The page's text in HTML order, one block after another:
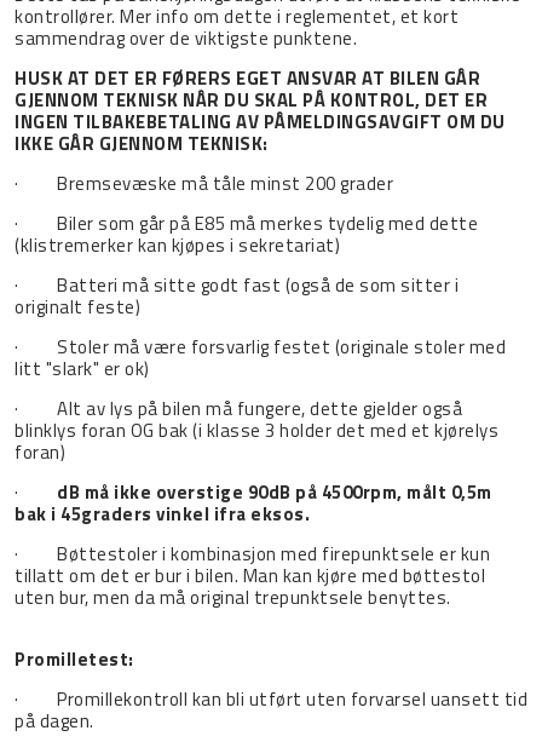
kontrollører. Mer info om dette i reglementet, et kort
sammendrag over de viktigste punktene.
HUSK AT DET ER FØRERS EGET ANSVAR AT BILEN GÅR
GJENNOM TEKNISK NÅR DU SKAL PÅ KONTROL, DET ER
INGEN TILBAKEBETALING AV PÅMELDINGSAVGIFT OM DU
IKKE GÅR GJENNOM TEKNISK:
· Bremsevæske må tåle minst 200 grader
· Biler som går på E85 må merkes tydelig med dette
(klistremerker kan kjøpes i sekretariat)
· Batteri må sitte godt fast (også de som sitter i
originalt feste)
· Stoler må være forsvarlig festet (originale stoler med
litt "slark" er ok)
· Alt av lys på bilen må fungere, dette gjelder også
blinklys foran OG bak (i klasse 3 holder det med et kjørelys
foran)
· dB må ikke overstige 90dB på 4500rpm, målt 0,5m
bak i 45graders vinkel ifra eksos.
· Bøttestoler i kombinasjon med firepunktsele er kun
tillatt om det er bur i bilen. Man kan kjøre med bøttestol
uten bur, men da må original trepunktsele benyttes.
Promilletest:
· Promillekontroll kan bli utført uten forvarsel uansett tid
på dagen.